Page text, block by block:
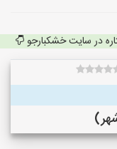
در سایت خشکبارجو